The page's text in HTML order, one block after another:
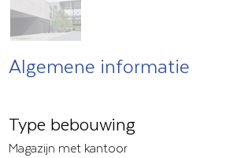
Algemene informatie
Type bebouwing
Magazijn met kantoor